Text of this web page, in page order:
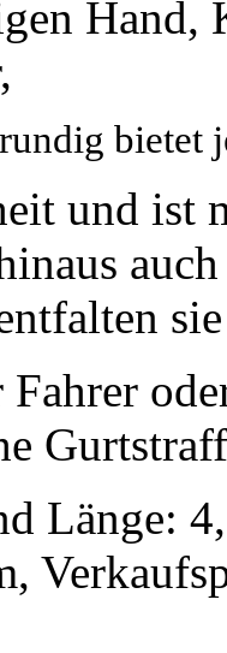
Hand,
bietet
und ist
Länge: